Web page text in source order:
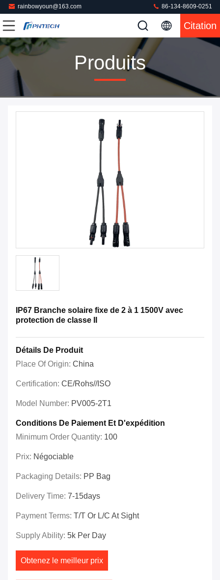
rainbowyoun@163.com 86-134-8609-0251
Citation
Produits
IP67 Branche solaire fixe de 2 à 1 1500V avec
protection de classe II
Détails De Produit
Place Of Origin: China
Certification: CE/Rohs//ISO
Model Number: PV005-2T1
Conditions De Paiement Et D'expédition
Minimum Order Quantity: 100
Prix: Négociable
Packaging Details: PP Bag
Delivery Time: 7-15days
Payment Terms: T/T Or L/C At Sight
Supply Ability: 5k Per Day
Obtenez le meilleur prix